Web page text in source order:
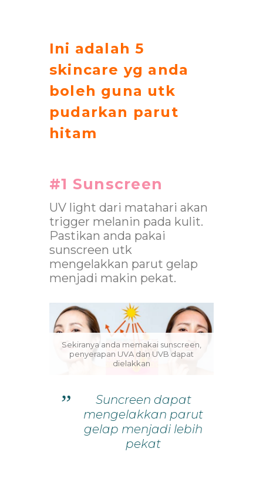
Ini adalah 5
skincare yg anda
boleh guna utk
pudarkan parut
hitam
#1 Sunscreen
UV light dari matahari akan
trigger melanin pada kulit.
Pastikan anda pakai
sunscreen utk
mengelakkan parut gelap
menjadi makin pekat.
Sekiranya anda memakai sunscreen,
penyerapan UVA dan UVB dapat
dielakkan
Suncreen dapat
mengelakkan parut
gelap menjadi lebih
pekat